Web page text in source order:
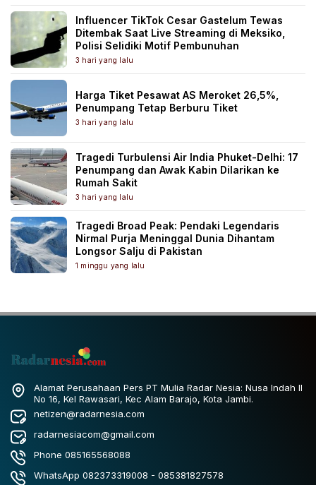
Influencer TikTok Cesar Gastelum Tewas
Ditembak Saat Live Streaming di Meksiko,
Polisi Selidiki Motif Pembunuhan
3 hari yang lalu
Harga Tiket Pesawat AS Meroket 26,5%,
Penumpang Tetap Berburu Tiket
3 hari yang lalu
Tragedi Turbulensi Air India Phuket-Delhi: 17
Penumpang dan Awak Kabin Dilarikan ke
Rumah Sakit
3 hari yang lalu
Tragedi Broad Peak: Pendaki Legendaris
Nirmal Purja Meninggal Dunia Dihantam
Longsor Salju di Pakistan
1 minggu yang lalu
Alamat Perusahaan Pers PT Mulia Radar Nesia: Nusa Indah II
No 16, Kel Rawasari, Kec Alam Barajo, Kota Jambi.
netizen@radarnesia.com
radarnesiacom@gmail.com
Phone 085165568088
WhatsApp 082373319008 - 085381827578